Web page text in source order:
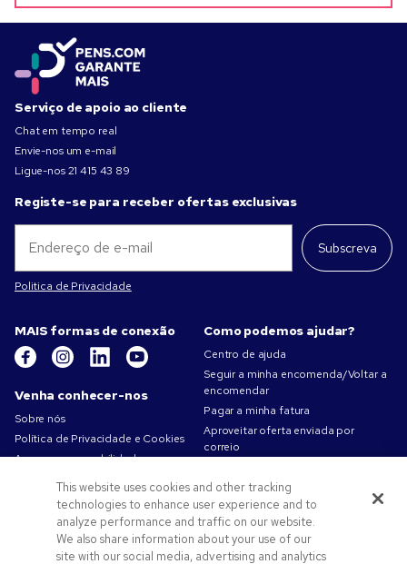
Serviço de apoio ao cliente
Chat em tempo real
Envie-nos um e-mail
Ligue-nos 21 415 43 89
Registe-se para receber ofertas exclusivas
Subscreva
Politica de Privacidade
MAIS formas de conexão
Venha conhecer-nos
Sobre nós
Política de Privacidade e Cookies
A nossa responsabilidade
Condições de utilização
Termos de venda
Carreiras na Pens.com
Ofertas e recursos
Como podemos ajudar?
Centro de ajuda
Seguir a minha encomenda/Voltar a
encomendar
Pagar a minha fatura
Aproveitar oferta enviada por
correio
Contacte-nos
This website uses cookies and other tracking
technologies to enhance user experience and to
analyze performance and traffic on our website.
We also share information about your use of our
site with our social media, advertising and analytics